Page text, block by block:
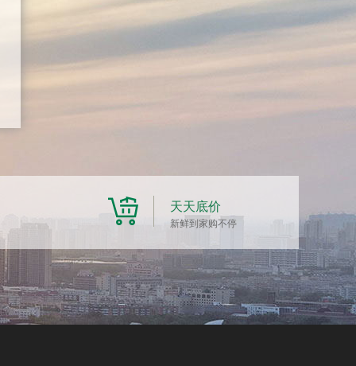
天天底价
新鲜到家购不停